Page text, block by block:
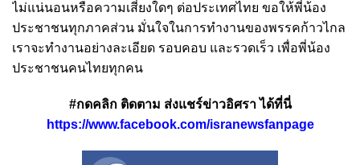
ไม่แน่นอนหรือความเสี่ยงใดๆ ต่อประเทศไทย ขอให้พี่น้อง
ประชาชนทุกภาคส่วน มั่นใจในการทำงานของพรรคก้าวไกล
เราจะทำงานอย่างละเอียด รอบคอบ และรวดเร็ว เพื่อพี่น้อง
ประชาชนคนไทยทุกคน
#กดคลิก ติดตาม ส่งแชร์ข่าวอิศรา ได้ที่นี่
https://www.facebook.com/isranewsfanpage